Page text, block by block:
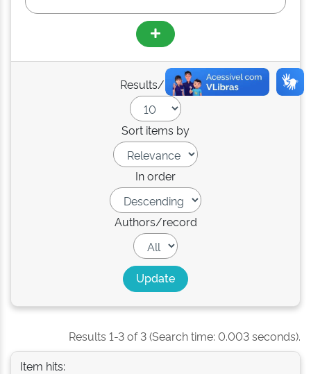
Results/Page
Sort items by
In order
Authors/record
Results 1-3 of 3 (Search time: 0.003 seconds).
Item hits: